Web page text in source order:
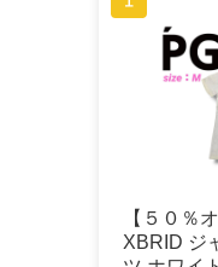
【５０％
XBRID ジ